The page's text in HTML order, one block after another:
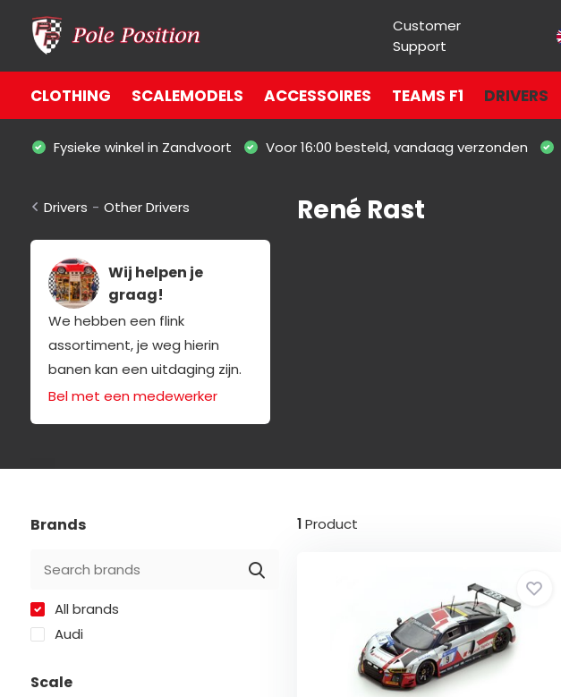
Customer
Support
CLOTHING SCALEMODELS ACCESSOIRES TEAMS F1 DRIVERS
Fysieke winkel in Zandvoort Voor 16:00 besteld, vandaag verzonden
Drivers - Other Drivers
Wij helpen je
graag!
We hebben een flink
assortiment, je weg hierin
banen kan een uitdaging zijn.
Bel met een medewerker
René Rast
Brands
All brands
Audi
Scale
1Product